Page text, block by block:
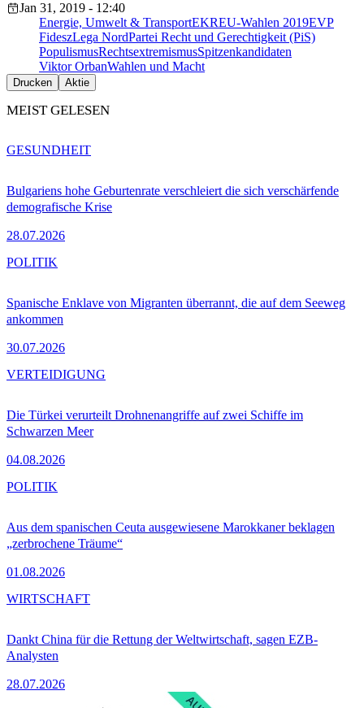
Jan 31, 2019 - 12:40
Energie, Umwelt & TransportEKREU-Wahlen 2019EVP
FideszLega NordPartei Recht und Gerechtigkeit (PiS)
PopulismusRechtsextremismusSpitzenkandidaten
Viktor OrbanWahlen und Macht
Drucken Aktie
MEIST GELESEN
Bulgariens hohe Geburtenrate verschleiert die sich verschärfende
demografische Krise
28.07.2026
GESUNDHEIT
Spanische Enklave von Migranten überrannt, die auf dem Seeweg
ankommen
30.07.2026
POLITIK
Die Türkei verurteilt Drohnenangriffe auf zwei Schiffe im
Schwarzen Meer
04.08.2026
VERTEIDIGUNG
Aus dem spanischen Ceuta ausgewiesene Marokkaner beklagen
„zerbrochene Träume“
01.08.2026
POLITIK
Dankt China für die Rettung der Weltwirtschaft, sagen EZB-
Analysten
28.07.2026
WIRTSCHAFT